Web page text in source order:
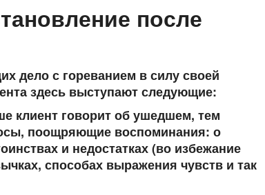
после
дело с гореванием в силу своей
здесь выступают следующие:
клиент говорит об ушедшем, тем
поощряющие воспоминания: о
и недостатках (во избежание
способах выражения чувств и так